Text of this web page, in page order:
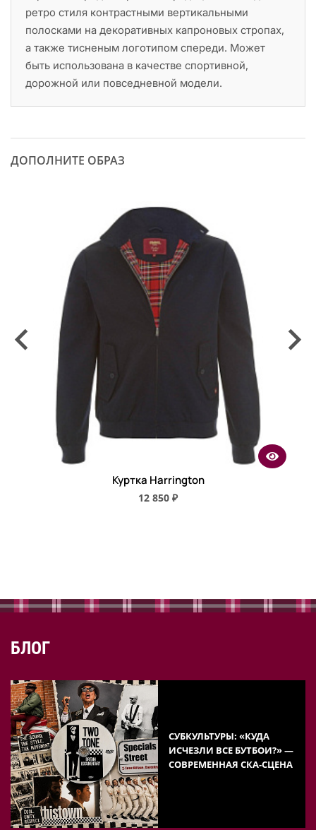
ретро стиля контрастными вертикальными
полосками на декоративных капроновых стропах,
а также тисненым логотипом спереди. Может
быть использована в качестве спортивной,
дорожной или повседневной модели.
ДОПОЛНИТЕ ОБРАЗ
Куртка Harrington
12 850 ₽
БЛОГ
СУБКУЛЬТУРЫ: «КУДА
ИСЧЕЗЛИ ВСЕ БУТБОИ?» —
СОВРЕМЕННАЯ СКА-СЦЕНА